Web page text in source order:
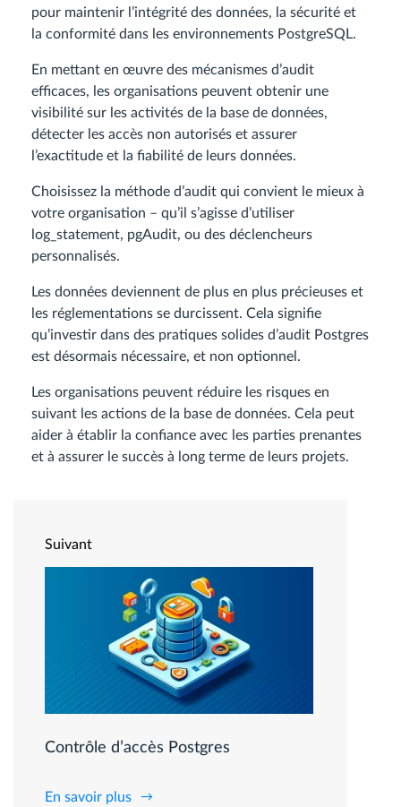
pour maintenir l’intégrité des données, la sécurité et
la conformité dans les environnements PostgreSQL.
En mettant en œuvre des mécanismes d’audit
efficaces, les organisations peuvent obtenir une
visibilité sur les activités de la base de données,
détecter les accès non autorisés et assurer
l’exactitude et la fiabilité de leurs données.
Choisissez la méthode d’audit qui convient le mieux à
votre organisation – qu’il s’agisse d’utiliser
log_statement, pgAudit, ou des déclencheurs
personnalisés.
Les données deviennent de plus en plus précieuses et
les réglementations se durcissent. Cela signifie
qu’investir dans des pratiques solides d’audit Postgres
est désormais nécessaire, et non optionnel.
Les organisations peuvent réduire les risques en
suivant les actions de la base de données. Cela peut
aider à établir la confiance avec les parties prenantes
et à assurer le succès à long terme de leurs projets.
Suivant
Contrôle d’accès Postgres
En savoir plus